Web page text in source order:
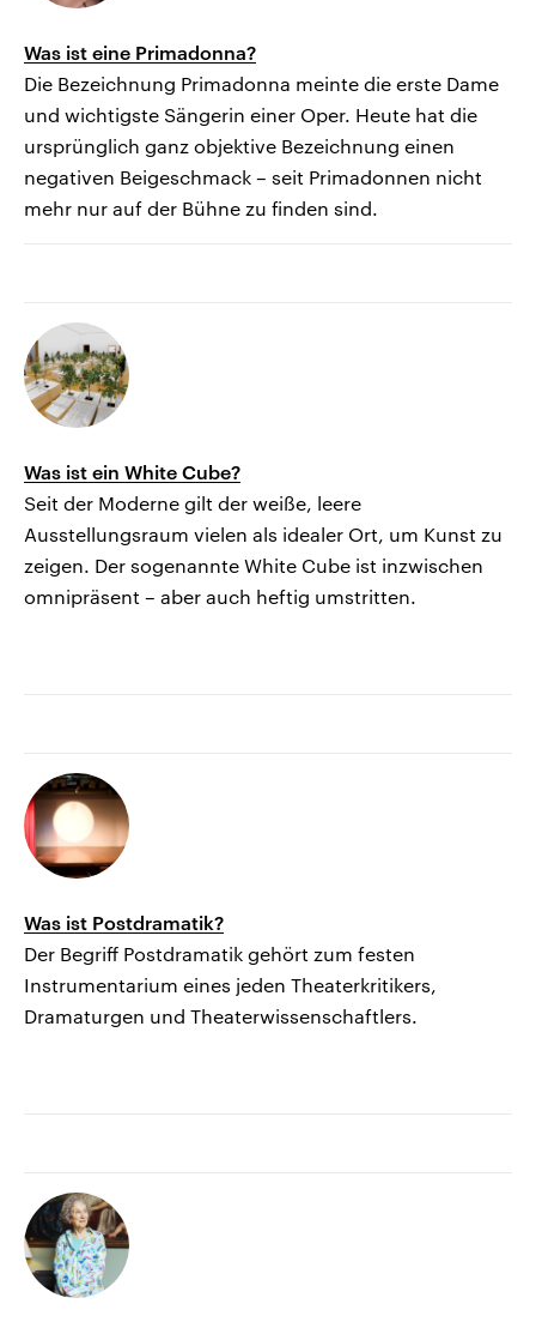
Was ist eine Primadonna?
Die Bezeichnung Primadonna meinte die erste Dame
und wichtigste Sängerin einer Oper. Heute hat die
ursprünglich ganz objektive Bezeichnung einen
negativen Beigeschmack – seit Primadonnen nicht
mehr nur auf der Bühne zu finden sind.
Was ist ein White Cube?
Seit der Moderne gilt der weiße, leere
Ausstellungsraum vielen als idealer Ort, um Kunst zu
zeigen. Der sogenannte White Cube ist inzwischen
omnipräsent – aber auch heftig umstritten.
Was ist Postdramatik?
Der Begriff Postdramatik gehört zum festen
Instrumentarium eines jeden Theaterkritikers,
Dramaturgen und Theaterwissenschaftlers.